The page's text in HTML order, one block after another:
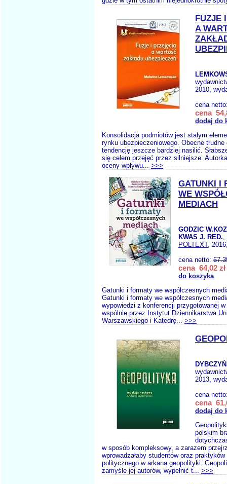
FUZJE
A
2010,
cena
cena
dodaj do
Konsolidacja podmiotów jest stałym
rynku ubezpieczeniowego. Obecne
tendencję jeszcze bardziej nasilić.
się celem przejęć przez silniejsze.
oceny wpływu... >>>
GATUNKI I
WE
MEDIACH
GODZIC
KWAS J. RED.,
POLTEXT,
cena netto:
cena 64,02 zł
do koszyka
Gatunki i formaty we współczesnych
Gatunki i formaty we współczesnych
wypowiedzi z konferencji przygotowanej
wspólnie przez Instytut Dziennikarstwa
Warszawskiego i Katedrę... >>>
2013,
cena
cena
dodaj do
polskim
w sposób kompleksowy, a zarazem
wprowadzałaby studentów oraz
politycznego w arkana geopolityki.
zamyśle jej autorów, wypełnić t... >>>